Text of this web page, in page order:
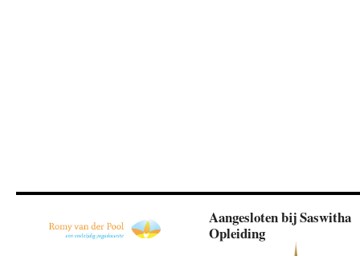
Aangesloten bij Saswitha
Opleiding